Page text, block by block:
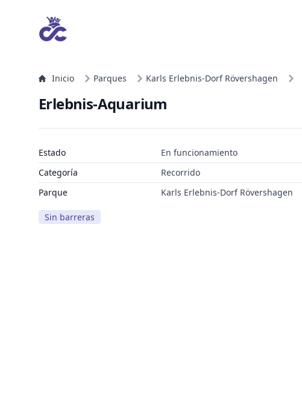
Inicio Parques Karls Erlebnis-Dorf Rövershagen
Erlebnis-Aquarium
Estado
En funcionamiento
Categoría
Recorrido
Parque
Karls Erlebnis-Dorf Rövershagen
Sin barreras